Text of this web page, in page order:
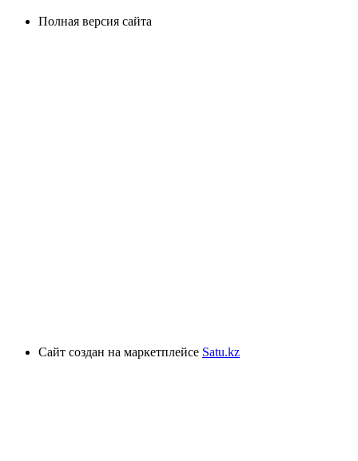
Полная версия сайта
Сайт создан на маркетплейсе Satu.kz